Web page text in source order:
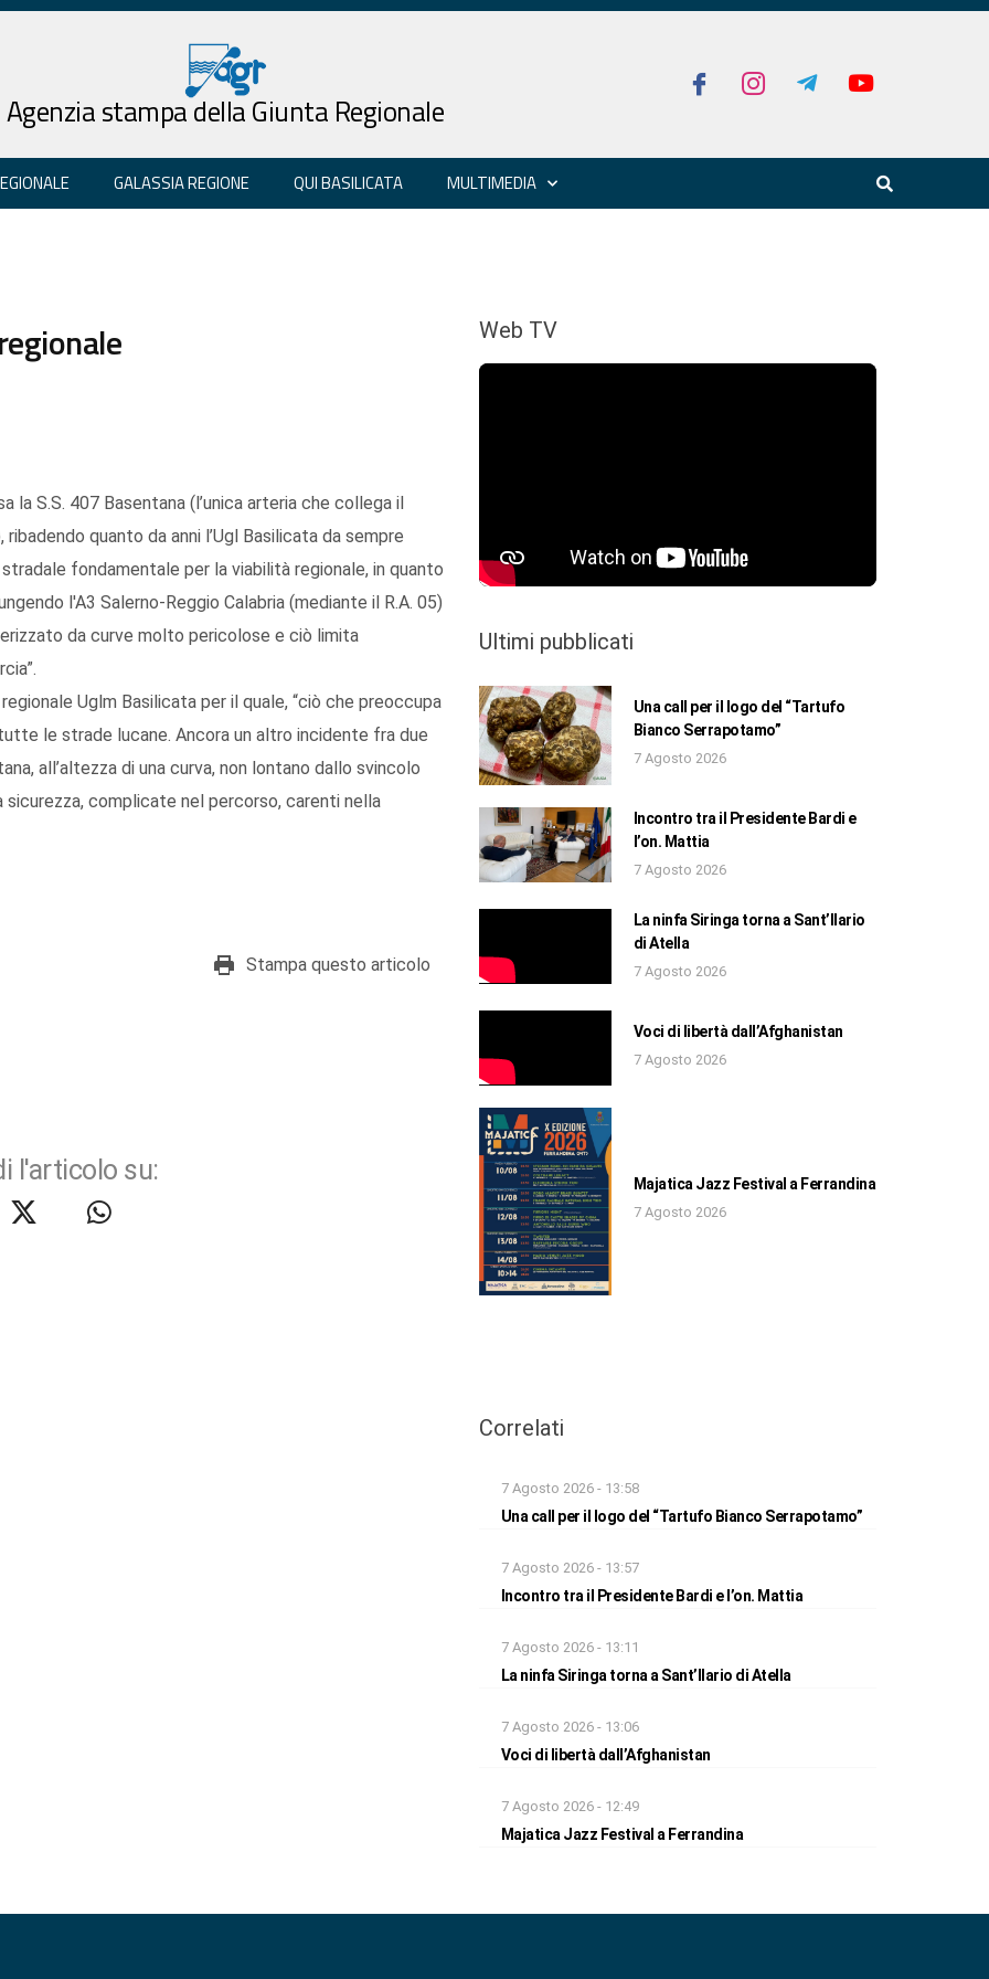
Agenzia stampa della Giunta Regionale
GALASSIA REGIONE QUI BASILICATA MULTIMEDIA
la S.S. 407 Basentana (l’unica arteria che collega il
quanto da anni l’Ugl Basilicata da sempre
fondamentale per la viabilità regionale, in quanto
l'A3 Salerno-Reggio Calabria (mediante il R.A. 05)
da curve molto pericolose e ciò limita
Uglm Basilicata per il quale, “ciò che preoccupa
le strade lucane. Ancora un altro incidente fra due
all’altezza di una curva, non lontano dallo svincolo
complicate nel percorso, carenti nella
Stampa questo articolo
l'articolo su:
Web TV
Ultimi pubblicati
Una call per il logo del “Tartufo
Bianco Serrapotamo”
7 Agosto 2026
Incontro tra il Presidente Bardi e
l’on. Mattia
7 Agosto 2026
La ninfa Siringa torna a Sant’Ilario
di Atella
7 Agosto 2026
Voci di libertà dall’Afghanistan
7 Agosto 2026
Majatica Jazz Festival a Ferrandina
7 Agosto 2026
Correlati
7 Agosto 2026 - 13:58
Una call per il logo del “Tartufo Bianco Serrapotamo”
7 Agosto 2026 - 13:57
Incontro tra il Presidente Bardi e l’on. Mattia
7 Agosto 2026 - 13:11
La ninfa Siringa torna a Sant’Ilario di Atella
7 Agosto 2026 - 13:06
Voci di libertà dall’Afghanistan
7 Agosto 2026 - 12:49
Majatica Jazz Festival a Ferrandina